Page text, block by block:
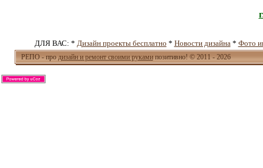
ДЛЯ ВАС: * Дизайн проекты бесплатно * Новости дизайна* Фото
РЕПО - продизайн и ремонт своими рукамипозитивно! © 2011 - 2026